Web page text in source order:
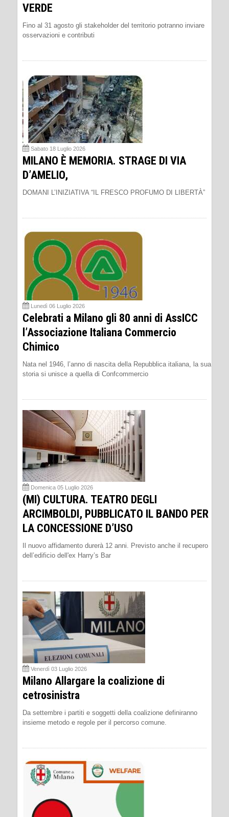
VERDE
Fino al 31 agosto gli stakeholder del territorio potranno inviare
osservazioni e contributi
Sabato 18 Luglio 2026
MILANO È MEMORIA. STRAGE DI VIA
D’AMELIO,
DOMANI L’INIZIATIVA “IL FRESCO PROFUMO DI LIBERTÀ”
Lunedì 06 Luglio 2026
Celebrati a Milano gli 80 anni di AssICC
l’Associazione Italiana Commercio
Chimico
Nata nel 1946, l’anno di nascita della Repubblica italiana, la sua
storia si unisce a quella di Confcommercio
Domenica 05 Luglio 2026
(MI) CULTURA. TEATRO DEGLI
ARCIMBOLDI, PUBBLICATO IL BANDO PER
LA CONCESSIONE D’USO
Il nuovo affidamento durerà 12 anni. Previsto anche il recupero
dell’edificio dell'ex Harry’s Bar
Venerdì 03 Luglio 2026
Milano Allargare la coalizione di
cetrosinistra
Da settembre i partiti e soggetti della coalizione definiranno
insieme metodo e regole per il percorso comune.